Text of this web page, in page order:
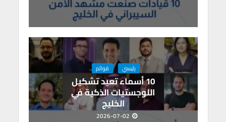
رئيسي قوائم
10 أسماء تعيد تشكيل
اللوجستيات الذكية في
الخليج
2026-07-02